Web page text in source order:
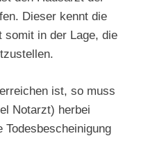
Dieser kennt die
somit in der Lage, die
ist, so muss
Notarzt) herbei
Todesbescheinigung